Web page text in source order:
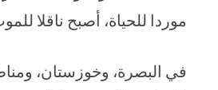
موردا للحياة، أصبح ناقلا
في البصرة، وخوزستان،